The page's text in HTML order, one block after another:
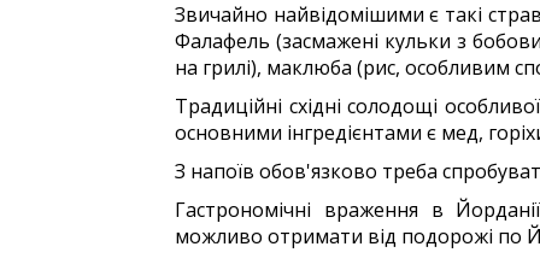
Звичайно найвідомішими є такі
Фалафель (засмажені кульки з
на грилі), маклюба (рис, особливим
Традиційні східні солодощі
основними інгредієнтами є мед,
З напоїв обов'язково треба
Гастрономічні враження в
можливо отримати від подорожі по